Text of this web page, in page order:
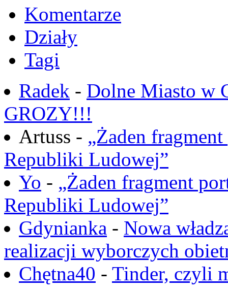
Komentarze
Działy
Tagi
Radek - Dolne Miasto w
GROZY!!!
Artuss - „Żaden
Republiki Ludowej”
Yo - „Żaden fragment
Republiki Ludowej”
Gdynianka - Nowa
realizacji wyborczych
Chętna40 - Tinder, czyli